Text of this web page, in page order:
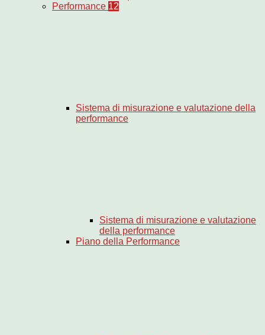
Performance 12
Sistema di misurazione e valutazione della
performance
Sistema di misurazione e valutazione
della performance
Piano della Performance